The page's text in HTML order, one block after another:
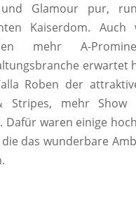
Glamour pur,
Kaiserdom.
mehr A-
erwartet
Roben der
Stripes, mehr
Dafür waren einige
das wunderbare